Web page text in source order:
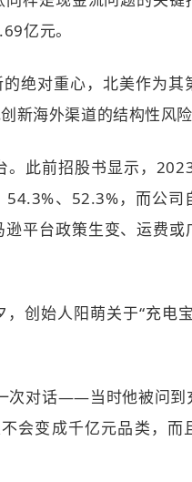
亿元。
绝对重心，北美作为其
新海外渠道的结构性风险
。此前招股书显示，
、52.3%，而公司
平台政策生变、运费或
创始人阳萌关于“充电
次对话——当时他被问到
会变成千亿元品类，而